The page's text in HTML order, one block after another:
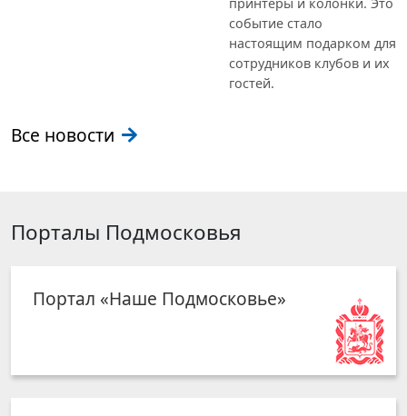
событие стало
настоящим подарком для
сотрудников клубов и их
гостей.
Все новости
Порталы Подмосковья
Портал «Наше Подмосковье»